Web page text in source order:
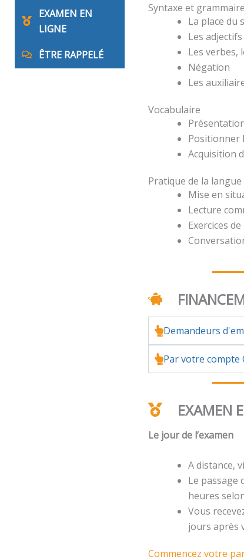
EXAMEN EN
LIGNE
ÊTRE RAPPELÉ
Syntaxe et grammaire
La place du
Les adjectifs
Les verbes,
Négation
Les
Vocabulaire
Positionner
Acquisition
Pratique de la langue
Mise en
Lecture
Exercices
Demandeurs
Par votre compte
EXAMEN
Le jour de l’examen
A distance,
Le passage
heures
Vous
jours après
Commencez votre